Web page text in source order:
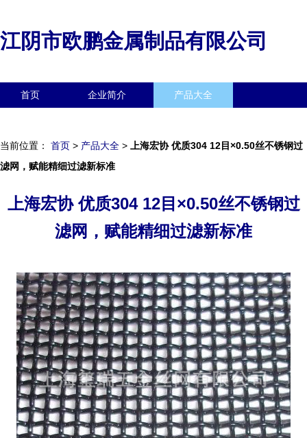
江阴市欧鹏金属制品有限公司
首页 企业简介 产品大全
当前位置： 首页 > 产品大全 >
上海宏协 优质304 12目×0.50丝不锈钢过
滤网，赋能精细过滤新标准
上海宏协 优质304 12目×0.50丝不锈钢过
滤网，赋能精细过滤新标准